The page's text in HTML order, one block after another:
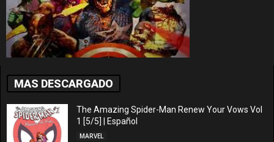
MAS DESCARGADO
The Amazing Spider-Man Renew Your Vows Vol
1 [5/5] | Español
MARVEL